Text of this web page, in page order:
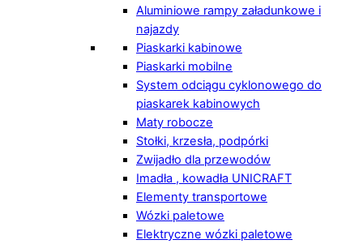
Aluminiowe rampy załadunkowe i
najazdy
Piaskarki kabinowe
Piaskarki mobilne
System odciągu cyklonowego do
piaskarek kabinowych
Maty robocze
Stołki, krzesła, podpórki
Zwijadło dla przewodów
Imadła , kowadła UNICRAFT
Elementy transportowe
Wózki paletowe
Elektryczne wózki paletowe